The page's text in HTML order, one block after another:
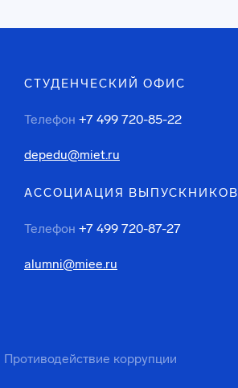
СТУДЕНЧЕСКИЙ ОФИС
Телефон +7 499 720-85-22
depedu@miet.ru
АССОЦИАЦИЯ ВЫПУСКНИКОВ
Телефон +7 499 720-87-27
alumni@miee.ru
Противодействие коррупции